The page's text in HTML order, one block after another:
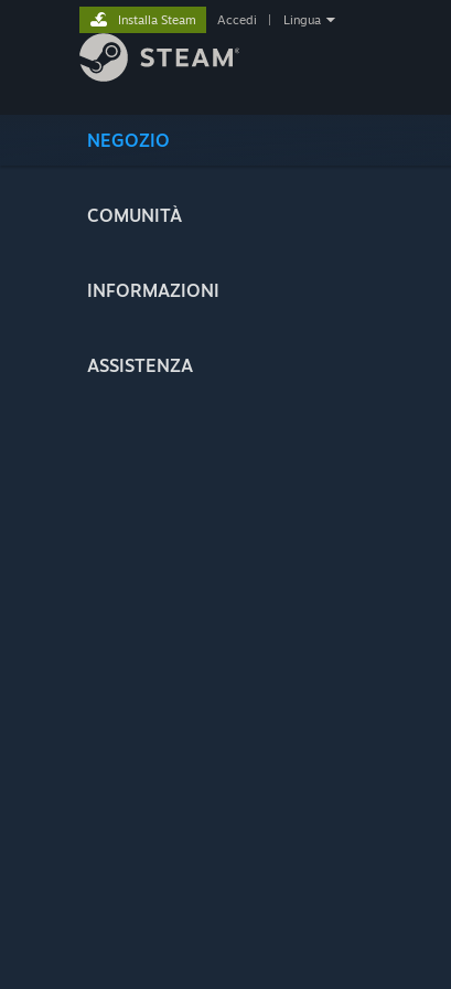
NEGOZIO
COMUNITÀ
INFORMAZIONI
ASSISTENZA
Installa Steam Accedi Lingua